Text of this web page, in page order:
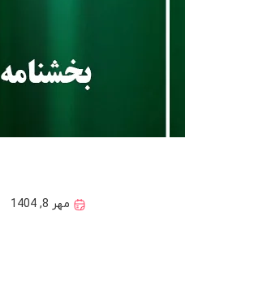
مهر 8, 1404